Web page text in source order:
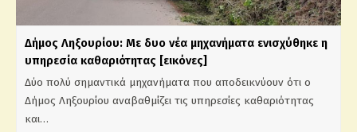
Δήμος Ληξουρίου: Με δυο νέα μηχανήματα ενισχύθηκε η
υπηρεσία καθαριότητας [εικόνες]
Δύο πολύ σημαντικά μηχανήματα που αποδεικνύουν ότι ο
Δήμος Ληξουρίου αναβαθμίζει τις υπηρεσίες καθαριότητας
και…